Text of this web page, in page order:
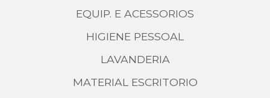
EQUIP. E ACESSORIOS
HIGIENE PESSOAL
LAVANDERIA
MATERIAL ESCRITORIO